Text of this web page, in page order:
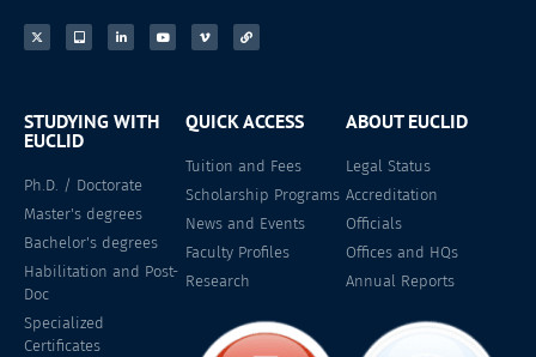
STUDYING WITH
EUCLID
Ph.D. / Doctorate
Master's degrees
Bachelor's degrees
Habilitation and Post-
Doc
Specialized
Certificates
QUICK ACCESS
Tuition and Fees
Scholarship Programs
News and Events
Faculty Profiles
Research
ABOUT EUCLID
Legal Status
Accreditation
Officials
Offices and HQs
Annual Reports